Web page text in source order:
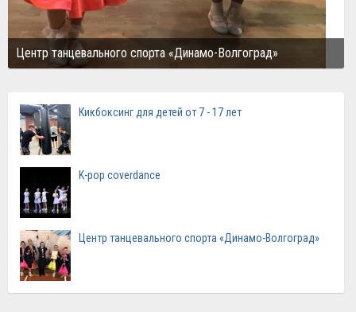
Центр танцевального спорта «Динамо-Волгоград»
Кикбоксинг для детей от 7 - 17 лет
K-pop coverdance
Центр танцевального спорта «Динамо-Волгоград»